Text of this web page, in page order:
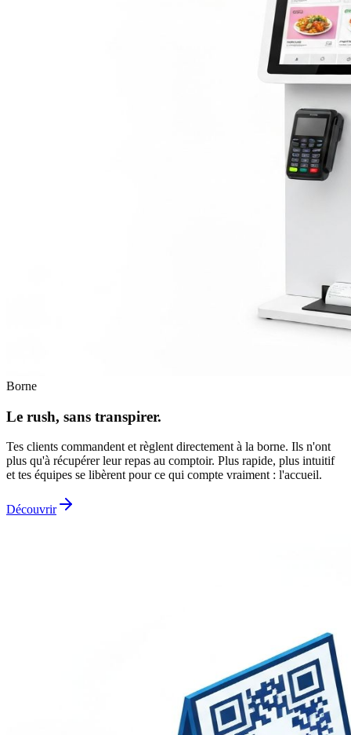
Borne
Le rush, sans transpirer.
Tes clients commandent et règlent directement à la borne. Ils n'ont
plus qu'à récupérer leur repas au comptoir. Plus rapide, plus intuitif
et tes équipes se libèrent pour ce qui compte vraiment : l'accueil.
Découvrir